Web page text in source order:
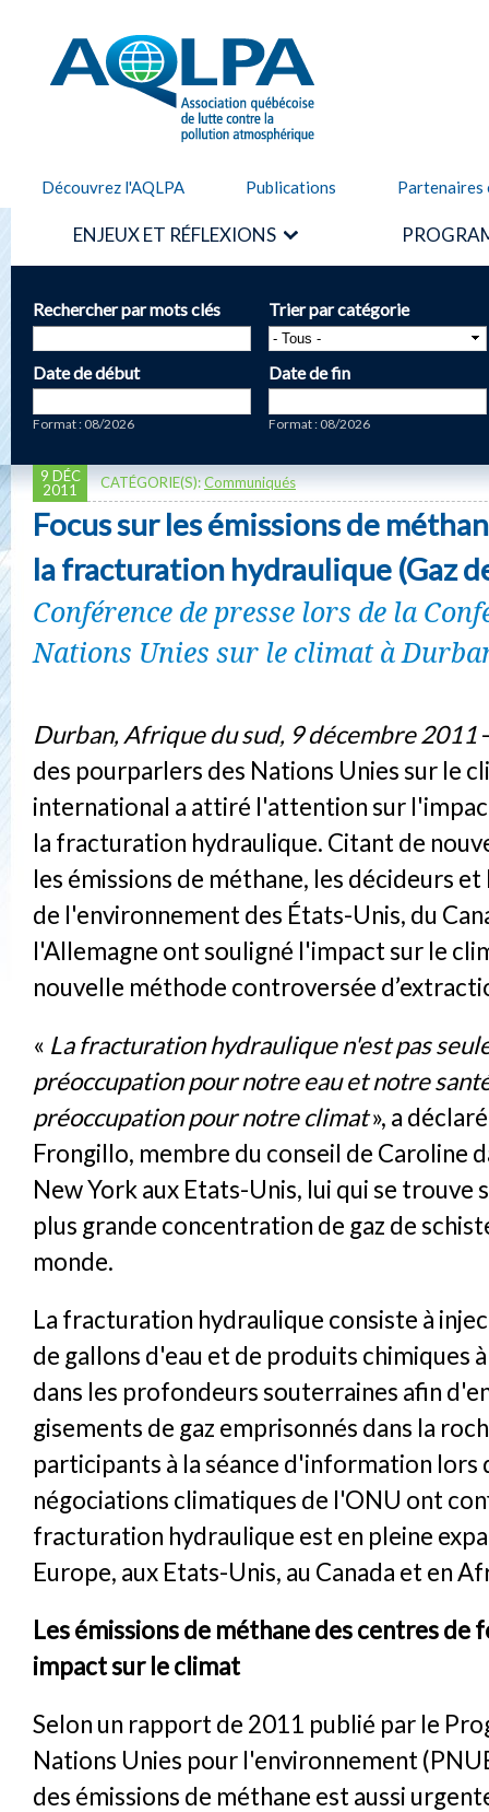
AQLPA
Découvrez l'AQLPA Publications Partenaires
ENJEUX ET RÉFLEXIONS
Rechercher par mots clés Trier par catégorie
Date de début
Format : 08/2026
Date de fin
Format : 08/2026
9 DÉC
2011
CATÉGORIE(S):Communiqués
Focus sur les émissions de
la fracturation hydraulique (Gaz
Conférence de presse lors de la
Nations Unies sur le climat à
Durban, Afrique du sud, 9 décembre 2011
des pourparlers des Nations Unies sur le
international a attiré l'attention sur
la fracturation hydraulique. Citant de
les émissions de méthane, les décideurs
de l'environnement des États-Unis, du
l'Allemagne ont souligné l'impact sur le
nouvelle méthode controversée
« La fracturation hydraulique n'est pas
préoccupation pour notre eau et notre
préoccupation pour notre climat», a
Frongillo, membre du conseil de Caroline
New York aux Etats-Unis, lui qui se trouve
plus grande concentration de gaz de
monde.
La fracturation hydraulique consiste à
de gallons d'eau et de produits chimiques
dans les profondeurs souterraines afin
gisements de gaz emprisonnés dans la
participants à la séance d'information lors
négociations climatiques de l'ONU ont
fracturation hydraulique est en pleine
Europe, aux Etats-Unis, au Canada et en
Les émissions de méthane des centres de
impact sur le climat
Selon un rapport de 2011 publié par le
Nations Unies pour l'environnement
des émissions de méthane est aussi